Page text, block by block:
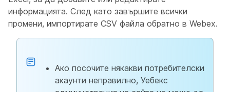
информацията. След като завършите всички
промени, импортирате CSV файла обратно в Webex.
Ако посочите някакви потребителски
акаунти неправилно, Уебекс